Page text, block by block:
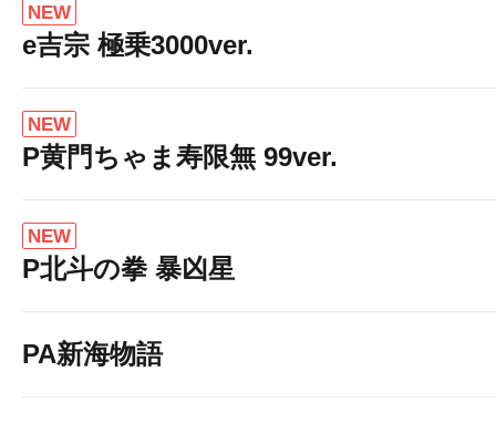
NEW
e吉宗 極乗3000ver.
NEW
P黄門ちゃま寿限無 99ver.
NEW
P北斗の拳 暴凶星
PA新海物語